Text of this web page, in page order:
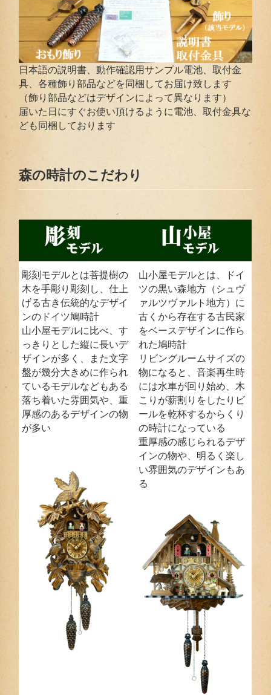
日本語の説明書、動作確認用サンプル電池、取付金
具、各種飾り部品などを同梱してお届け致します
（飾り部品などはデザインによって異なります）
届いた日にすぐお使い頂けるように電池、取付金具な
ども同梱しております
森の時計のこだわり
彫刻モデルとは菩提樹の
木を手彫り彫刻し、仕上
げる古き伝統的なデザイ
ンのドイツ鳩時計
山小屋モデルに比べ、す
っきりとした縦に長いデ
ザインが多く、また文字
盤が幾分大きめに作られ
ているモデルなどもある
落ち着いた雰囲気や、重
厚感のあるデザインの物
が多い
山小屋モデルとは、ドイ
ツの黒い森地方（シュヴ
ァルツヴァルト地方）に
古くから存在する古民家
をベースデザインに作ら
れた鳩時計
リビングルームサイズの
物になると、音楽再生時
には水車が回り始め、木
こりが薪割りをしたりビ
ールを乾杯するからくり
の時計になっている
重厚感の感じられるデザ
インの物や、明るく楽し
い雰囲気のデザインもあ
る